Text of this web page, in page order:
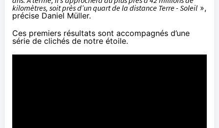
kilomètres, soit près d’un quart de la distance Terre - Soleil »,
précise Daniel Müller.
Ces premiers résultats sont accompagnés d’une
série de clichés de notre étoile.